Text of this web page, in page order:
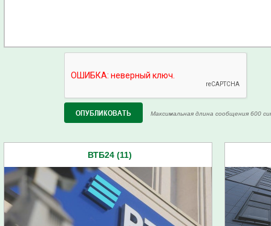
Максимальная длина сообщения 600
ВТБ24 (11)